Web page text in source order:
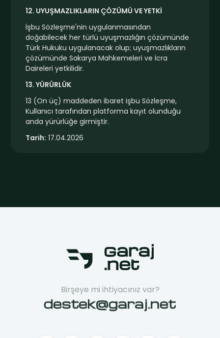
12. UYUŞMAZLIKLARIN ÇÖZÜMÜ VE YETKİ
İşbu Sözleşme'nin uygulanmasından
doğabilecek her türlü uyuşmazlığın çözümünde
Türk Hukuku uygulanacak olup; uyuşmazlıkların
çözümünde Sakarya Mahkemeleri ve İcra
Daireleri yetkilidir.
13. YÜRÜRLÜK
13 (On üç) maddeden ibaret işbu Sözleşme,
Kullanıcı tarafından platforma kayıt olunduğu
anda yürürlüğe girmiştir.
Tarih: 17.04.2026
Birşeye mi ihtiyacınız var?
destek@garaj.net